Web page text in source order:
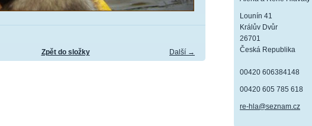
Další →
Zpět do složky
Lounín 41
Králův Dvůr
26701
Česká Republika
00420 606384148
00420 605 785 618
re-hla@seznam.cz